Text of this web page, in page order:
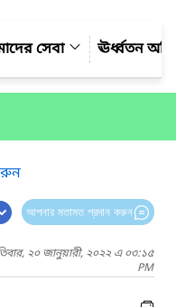
সেবা ঊর্ধ্বতন
আপনার মতামত প্রদান করুন
২০ জানুয়ারী, ২০২২ এ ০৩:১৫
PM